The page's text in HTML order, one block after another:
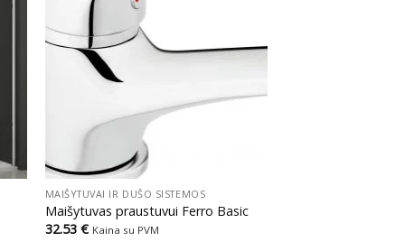
MAIŠYTUVAI IR DUŠO SISTEMOS
Maišytuvas praustuvui Ferro Basic
32.53 € Kaina su PVM